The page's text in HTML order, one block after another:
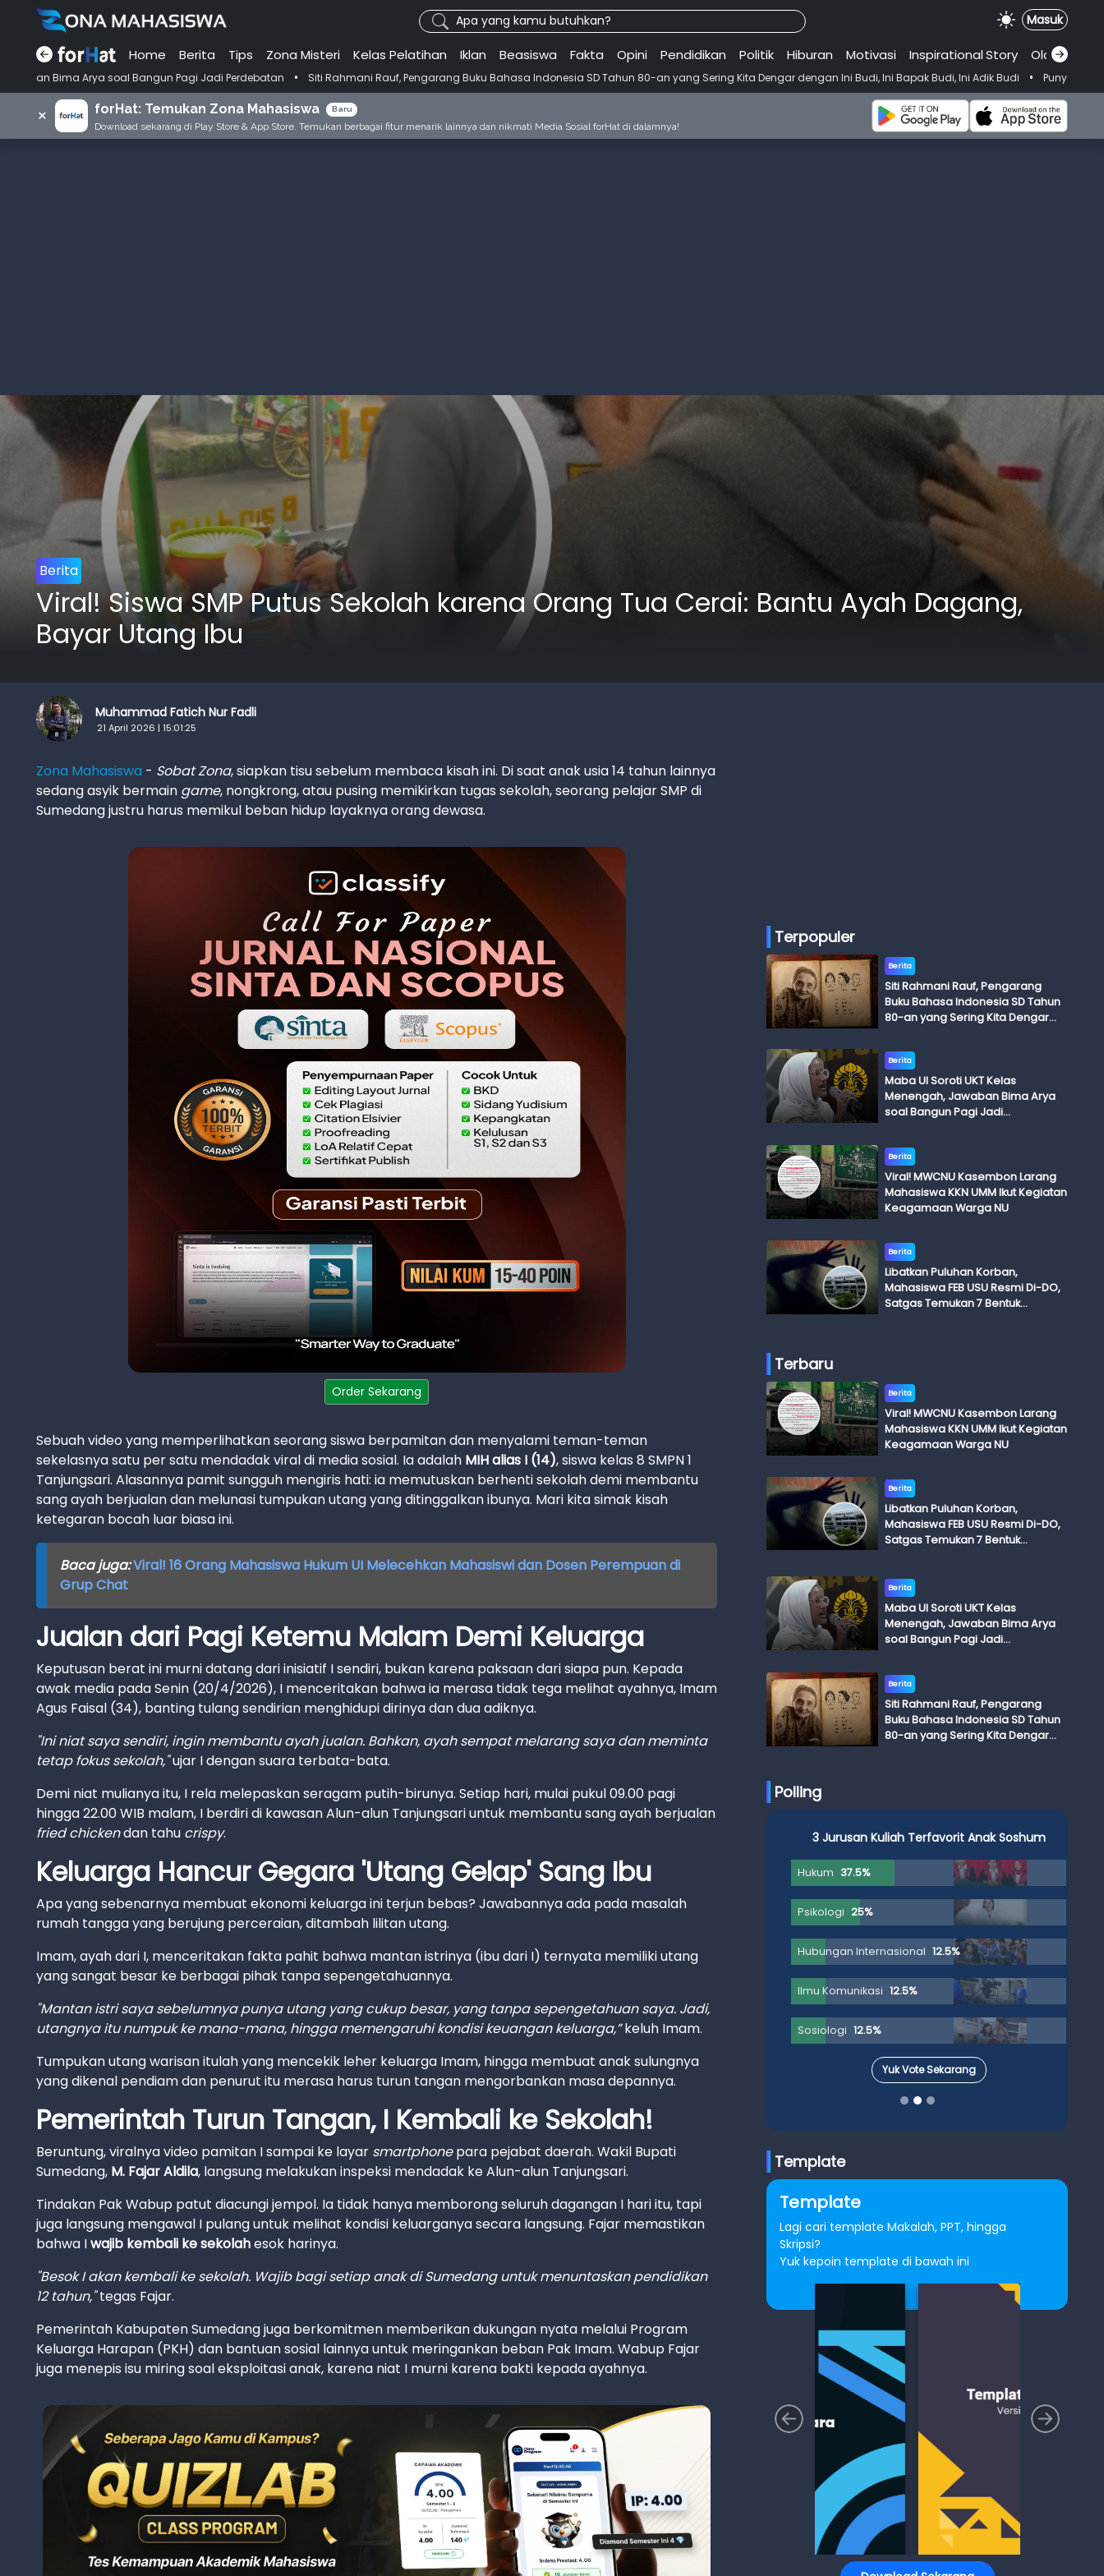
Apa yang kamu butuhkan? Masuk
Home Berita Tips Zona Misteri Kelas Pelatihan Iklan Beasiswa Fakta Opini Pendidikan Politik Hiburan Motivasi Inspirational.Story Olahraga
Arya soal Bangun Pagi Jadi Perdebatan • Siti Rahmani Rauf, Pengarang Buku Bahasa Indonesia SD Tahun 80-an yang Sering Kita Dengar dengan Ini Budi, Ini Bapak Budi, Ini Adik Budi • Punya Tujuan Dekatkan
× forHat: Temukan Zona Mahasiswa Baru
Download sekarang di Play Store & App Store. Temukan berbagai fitur menarik lainnya dan nikmati Media Sosial forHat di dalamnya!
Berita
Viral! Siswa SMP Putus Sekolah karena Orang Tua Cerai: Bantu Ayah Dagang,
Bayar Utang Ibu
Muhammad Fatich Nur Fadli
21 April 2026 | 15:01:25
Zona Mahasiswa - Sobat Zona, siapkan tisu sebelum membaca kisah ini. Di saat anak usia 14 tahun lainnya
sedang asyik bermain game, nongkrong, atau pusing memikirkan tugas sekolah, seorang pelajar SMP di
Sumedang justru harus memikul beban hidup layaknya orang dewasa.
Order Sekarang
Sebuah video yang memperlihatkan seorang siswa berpamitan dan menyalami teman-teman
sekelasnya satu per satu mendadak viral di media sosial. Ia adalah MIH alias I (14), siswa kelas 8 SMPN 1
Tanjungsari. Alasannya pamit sungguh mengiris hati: ia memutuskan berhenti sekolah demi membantu
sang ayah berjualan dan melunasi tumpukan utang yang ditinggalkan ibunya. Mari kita simak kisah
ketegaran bocah luar biasa ini.
Baca juga:Viral! 16 Orang Mahasiswa Hukum UI Melecehkan Mahasiswi dan Dosen Perempuan di
Grup Chat
Jualan dari Pagi Ketemu Malam Demi Keluarga
Keputusan berat ini murni datang dari inisiatif I sendiri, bukan karena paksaan dari siapa pun. Kepada
awak media pada Senin (20/4/2026), I menceritakan bahwa ia merasa tidak tega melihat ayahnya, Imam
Agus Faisal (34), banting tulang sendirian menghidupi dirinya dan dua adiknya.
"Ini niat saya sendiri, ingin membantu ayah jualan. Bahkan, ayah sempat melarang saya dan meminta
tetap fokus sekolah,"ujar I dengan suara terbata-bata.
Demi niat mulianya itu, I rela melepaskan seragam putih-birunya. Setiap hari, mulai pukul 09.00 pagi
hingga 22.00 WIB malam, I berdiri di kawasan Alun-alun Tanjungsari untuk membantu sang ayah berjualan
fried chickendan tahu crispy.
Keluarga Hancur Gegara 'Utang Gelap' Sang Ibu
Apa yang sebenarnya membuat ekonomi keluarga ini terjun bebas? Jawabannya ada pada masalah
rumah tangga yang berujung perceraian, ditambah lilitan utang.
Imam, ayah dari I, menceritakan fakta pahit bahwa mantan istrinya (ibu dari I) ternyata memiliki utang
yang sangat besar ke berbagai pihak tanpa sepengetahuannya.
"Mantan istri saya sebelumnya punya utang yang cukup besar, yang tanpa sepengetahuan saya. Jadi,
utangnya itu numpuk ke mana-mana, hingga memengaruhi kondisi keuangan keluarga,”keluh Imam.
Tumpukan utang warisan itulah yang mencekik leher keluarga Imam, hingga membuat anak sulungnya
yang dikenal pendiam dan penurut itu merasa harus turun tangan mengorbankan masa depannya.
Pemerintah Turun Tangan, I Kembali ke Sekolah!
Beruntung, viralnya video pamitan I sampai ke layar smartphonepara pejabat daerah. Wakil Bupati
Sumedang, M. Fajar Aldila, langsung melakukan inspeksi mendadak ke Alun-alun Tanjungsari.
Tindakan Pak Wabup patut diacungi jempol. Ia tidak hanya memborong seluruh dagangan I hari itu, tapi
juga langsung mengawal I pulang untuk melihat kondisi keluarganya secara langsung. Fajar memastikan
bahwa Iwajib kembali ke sekolahesok harinya.
"Besok I akan kembali ke sekolah. Wajib bagi setiap anak di Sumedang untuk menuntaskan pendidikan
12 tahun,"tegas Fajar.
Pemerintah Kabupaten Sumedang juga berkomitmen memberikan dukungan nyata melalui Program
Keluarga Harapan (PKH) dan bantuan sosial lainnya untuk meringankan beban Pak Imam. Wabup Fajar
juga menepis isu miring soal eksploitasi anak, karena niat I murni karena bakti kepada ayahnya.
Terpopuler
Berita
Siti Rahmani Rauf, Pengarang
Buku Bahasa Indonesia SD Tahun
80-an yang Sering Kita Dengar
Adik Budi
Berita
Maba UI Soroti UKT Kelas
Menengah, Jawaban Bima Arya
soal Bangun Pagi Jadi
Berita
Viral! MWCNU Kasembon Larang
Mahasiswa KKN UMM Ikut Kegiatan
Keagamaan Warga NU
Berita
Libatkan Puluhan Korban,
Mahasiswa FEB USU Resmi Di-DO,
Satgas Temukan 7 Bentuk
Terbaru
Berita
Viral! MWCNU Kasembon Larang
Mahasiswa KKN UMM Ikut Kegiatan
Keagamaan Warga NU
Berita
Libatkan Puluhan Korban,
Mahasiswa FEB USU Resmi Di-DO,
Satgas Temukan 7 Bentuk
Berita
Maba UI Soroti UKT Kelas
Menengah, Jawaban Bima Arya
soal Bangun Pagi Jadi
Berita
Siti Rahmani Rauf, Pengarang
Buku Bahasa Indonesia SD Tahun
80-an yang Sering Kita Dengar
Polling
3 Jurusan Kuliah Terfavorit Anak Soshum
Hukum 37.5%
Psikologi 25%
Hubungan Internasional 12.5%
Ilmu Komunikasi 12.5%
Sosiologi 12.5%
Yuk Vote Sekarang
Template
Template
Lagi cari template Makalah, PPT, hingga
Skripsi?
Yuk kepoin template di bawah ini